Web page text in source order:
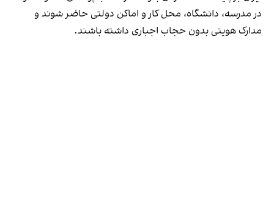
در مدرسه، دانشگاه، محل کار و اماکن دولتی حاضر شوند و
مدارک هویتی بدون حجاب اجباری داشته باشند.